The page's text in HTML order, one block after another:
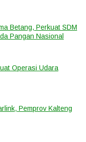
Betang, Perkuat SDM
Pangan Nasional
Operasi Udara
Pemprov Kalteng